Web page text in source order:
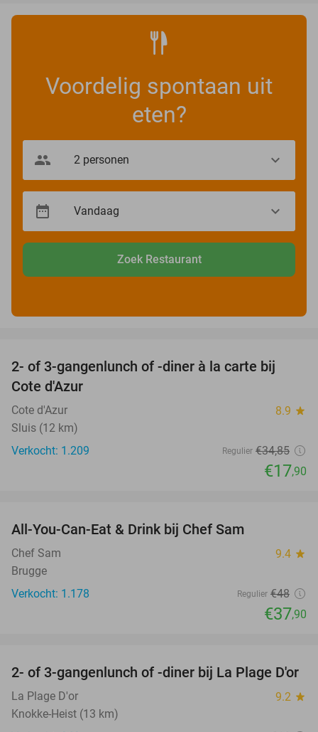
Voordelig spontaan uit
eten?
Zoek Restaurant
49%
2- of 3-gangenlunch of -diner à la carte bij
Cote d'Azur
Cote d'Azur 8.9 star
Sluis (12 km)
Verkocht: 1.209
Regulier €34,85
€17,90
All-You-Can-Eat & Drink bij Chef Sam
Chef Sam 9.4 star
Brugge
Verkocht: 1.178
Regulier €48
€37,90
49%
2- of 3-gangenlunch of -diner bij La Plage D'or
La Plage D'or 9.2 star
Knokke-Heist (13 km)